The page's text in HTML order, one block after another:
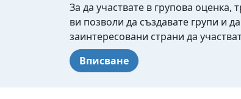
За да участвате в групова оценка,
ви позволи да създавате групи и
заинтересовани страни да
Вписване